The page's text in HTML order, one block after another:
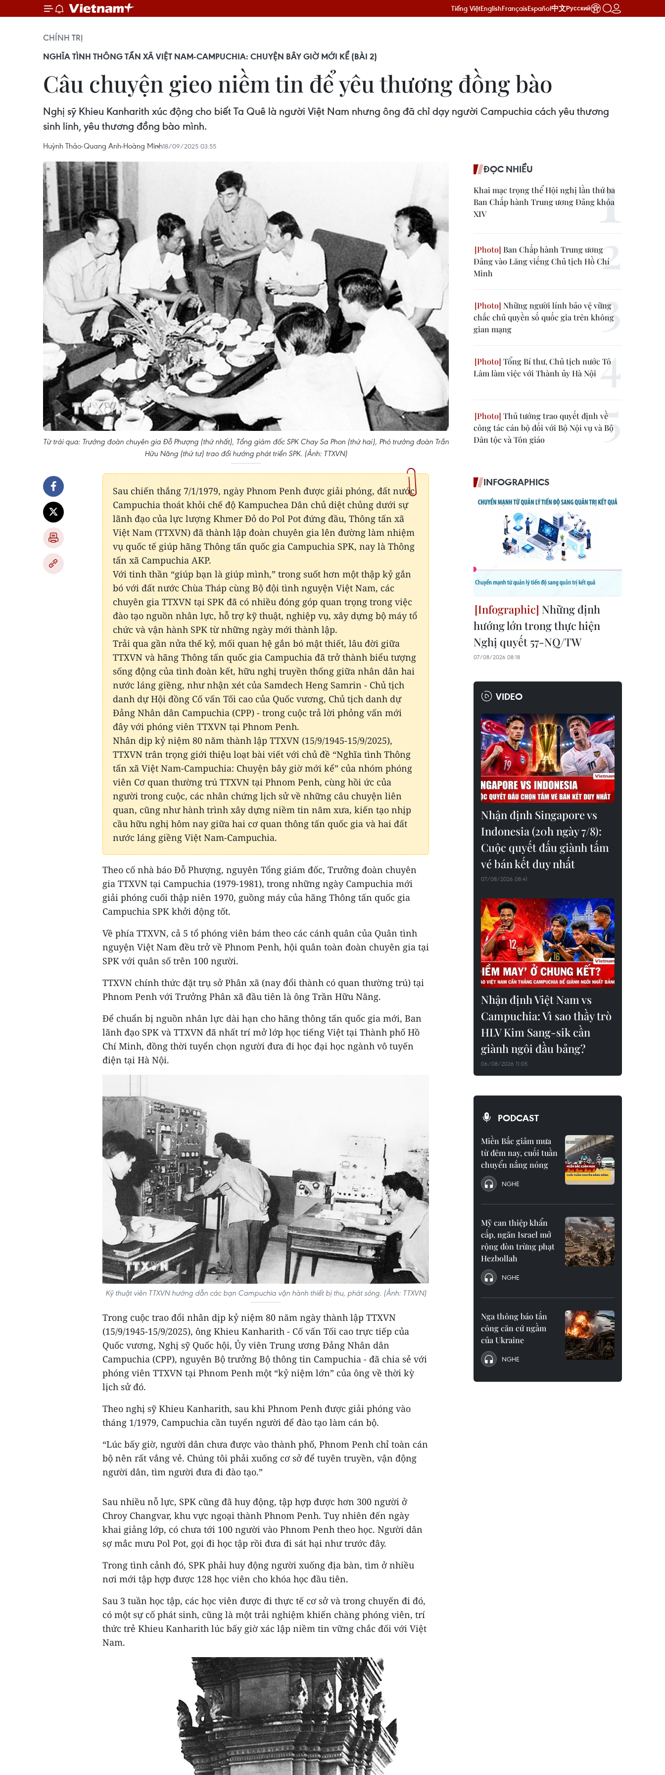
Tiếng ViệtEnglishFrançaisEspañol中文Русский
CHÍNH TRỊ
NGHĨA TÌNH THÔNG TẤN XÃ VIỆT NAM-CAMPUCHIA: CHUYỆN BÂY GIỜ MỚI KỂ (BÀI 2)
Câu chuyện gieo niềm tin để yêu thương đồng bào
Nghị sỹ Khieu Kanharith xúc động cho biết Ta Quê là người Việt Nam nhưng ông đã chỉ dạy người Campuchia cách yêu thương
sinh linh, yêu thương đồng bào mình.
Huỳnh Thảo-Quang Anh-Hoàng Minh18/09/2025 03:55
Từ trái qua: Trưởng đoàn chuyên gia Đỗ Phượng (thứ nhất), Tổng giám đốc SPK Chay Sa Phon (thứ hai), Phó trưởng đoàn Trần
Hữu Năng (thứ tư) trao đổi hướng phát triển SPK. (Ảnh: TTXVN)
Sau chiến thắng 7/1/1979, ngày Phnom Penh được giải phóng, đất nước
Campuchia thoát khỏi chế độ Kampuchea Dân chủ diệt chủng dưới sự
lãnh đạo của lực lượng Khmer Đỏ do Pol Pot đứng đầu, Thông tấn xã
Việt Nam (TTXVN) đã thành lập đoàn chuyên gia lên đường làm nhiệm
vụ quốc tế giúp hãng Thông tấn quốc gia Campuchia SPK, nay là Thông
tấn xã Campuchia AKP.
Với tinh thần “giúp bạn là giúp mình,” trong suốt hơn một thập kỷ gắn
bó với đất nước Chùa Tháp cùng Bộ đội tình nguyện Việt Nam, các
chuyên gia TTXVN tại SPK đã có nhiều đóng góp quan trọng trong việc
đào tạo nguồn nhân lực, hỗ trợ kỹ thuật, nghiệp vụ, xây dựng bộ máy tổ
chức và vận hành SPK từ những ngày mới thành lập.
Trải qua gần nửa thế kỷ, mối quan hệ gắn bó mật thiết, lâu đời giữa
TTXVN và hãng Thông tấn quốc gia Campuchia đã trở thành biểu tượng
sống động của tình đoàn kết, hữu nghị truyền thống giữa nhân dân hai
nước láng giềng, như nhận xét của Samdech Heng Samrin - Chủ tịch
danh dự Hội đồng Cố vấn Tối cao của Quốc vương, Chủ tịch danh dự
Đảng Nhân dân Campuchia (CPP) - trong cuộc trả lời phỏng vấn mới
đây với phóng viên TTXVN tại Phnom Penh.
Nhân dịp kỷ niệm 80 năm thành lập TTXVN (15/9/1945-15/9/2025),
TTXVN trân trọng giới thiệu loạt bài viết với chủ đề “Nghĩa tình Thông
tấn xã Việt Nam-Campuchia: Chuyện bây giờ mới kể” của nhóm phóng
viên Cơ quan thường trú TTXVN tại Phnom Penh, cùng hồi ức của
người trong cuộc, các nhân chứng lịch sử về những câu chuyện liên
quan, cũng như hành trình xây dựng niềm tin năm xưa, kiến tạo nhịp
cầu hữu nghị hôm nay giữa hai cơ quan thông tấn quốc gia và hai đất
nước láng giềng Việt Nam-Campuchia.
Theo cố nhà báo Đỗ Phượng, nguyên Tổng giám đốc, Trưởng đoàn chuyên
gia TTXVN tại Campuchia (1979-1981), trong những ngày Campuchia mới
giải phóng cuối thập niên 1970, guồng máy của hãng Thông tấn quốc gia
Campuchia SPK khởi động tốt.
Về phía TTXVN, cả 5 tổ phóng viên bám theo các cánh quân của Quân tình
nguyện Việt Nam đều trở về Phnom Penh, hội quân toàn đoàn chuyên gia tại
SPK với quân số trên 100 người.
TTXVN chính thức đặt trụ sở Phân xã (nay đổi thành có quan thường trú) tại
Phnom Penh với Trưởng Phân xã đầu tiên là ông Trần Hữu Năng.
Để chuẩn bị nguồn nhân lực dài hạn cho hãng thông tấn quốc gia mới, Ban
lãnh đạo SPK và TTXVN đã nhất trí mở lớp học tiếng Việt tại Thành phố Hồ
Chí Minh, đồng thời tuyển chọn người đưa đi học đại học ngành vô tuyến
điện tại Hà Nội.
Kỹ thuật viên TTXVN hướng dẫn các bạn Campuchia vận hành thiết bị thu, phát sóng. (Ảnh: TTXVN)
Trong cuộc trao đổi nhân dịp kỷ niệm 80 năm ngày thành lập TTXVN
(15/9/1945-15/9/2025), ông Khieu Kanharith - Cố vấn Tối cao trực tiếp của
Quốc vương, Nghị sỹ Quốc hội, Ủy viên Trung ương Đảng Nhân dân
Campuchia (CPP), nguyên Bộ trưởng Bộ thông tin Campuchia - đã chia sẻ với
phóng viên TTXVN tại Phnom Penh một “kỷ niệm lớn” của ông về thời kỳ
lịch sử đó.
Theo nghị sỹ Khieu Kanharith, sau khi Phnom Penh được giải phóng vào
tháng 1/1979, Campuchia cần tuyển người để đào tạo làm cán bộ.
“Lúc bấy giờ, người dân chưa được vào thành phố, Phnom Penh chỉ toàn cán
bộ nên rất vắng vẻ. Chúng tôi phải xuống cơ sở để tuyên truyền, vận động
người dân, tìm người đưa đi đào tạo.”
Sau nhiều nỗ lực, SPK cũng đã huy động, tập hợp được hơn 300 người ở
Chroy Changvar, khu vực ngoại thành Phnom Penh. Tuy nhiên đến ngày
khai giảng lớp, có chưa tới 100 người vào Phnom Penh theo học. Người dân
sợ mắc mưu Pol Pot, gọi đi học tập rồi đưa đi sát hại như trước đây.
Trong tình cảnh đó, SPK phải huy động người xuống địa bàn, tìm ở nhiều
nơi mới tập hợp được 128 học viên cho khóa học đầu tiên.
Sau 3 tuần học tập, các học viên được đi thực tế cơ sở và trong chuyến đi đó,
có một sự cố phát sinh, cũng là một trải nghiệm khiến chàng phóng viên, trí
thức trẻ Khieu Kanharith lúc bấy giờ xác lập niềm tin vững chắc đối với Việt
Nam.
ĐỌC NHIỀU
Khai mạc trọng thể Hội nghị lần thứ ba
Ban Chấp hành Trung ương Đảng khóa
XIV
Ban Chấp hành Trung ương
Đảng vào Lăng viếng Chủ tịch Hồ Chí
Minh
Những người lính bảo vệ vững
chắc chủ quyền số quốc gia trên không
gian mạng
Tổng Bí thư, Chủ tịch nước Tô
Lâm làm việc với Thành ủy Hà Nội
Thủ tướng trao quyết định về
công tác cán bộ đối với Bộ Nội vụ và Bộ
Dân tộc và Tôn giáo
INFOGRAPHICS
Những định
hướng lớn trong thực hiện
Nghị quyết 57-NQ/TW
07/08/2026 08:18
VIDEO
Nhận định Singapore vs
Indonesia (20h ngày 7/8):
Cuộc quyết đấu giành tấm
vé bán kết duy nhất
07/08/2026 08:41
Nhận định Việt Nam vs
Campuchia: Vì sao thầy trò
HLV Kim Sang-sik cần
giành ngôi đầu bảng?
06/08/2026 11:05
PODCAST
Miền Bắc giảm mưa
từ đêm nay, cuối tuần
chuyển nắng nóng
NGHE
Mỹ can thiệp khẩn
cấp, ngăn Israel mở
rộng đòn trừng phạt
Hezbollah
NGHE
Nga thông báo tấn
công căn cứ ngầm
của Ukraine
NGHE